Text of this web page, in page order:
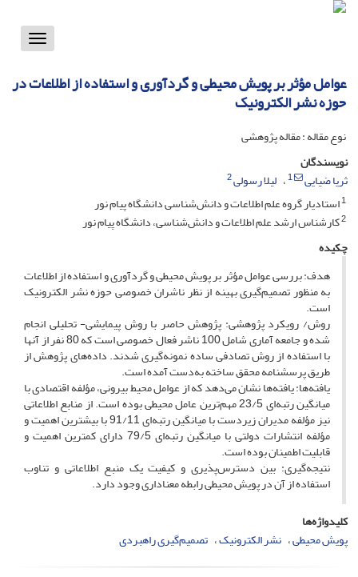
Toggle
عوامل مؤثر بر پویش محیطی و گردآوری و استفاده از اطلاعات در
حوزه نشر الکترونیک
نوع مقاله : مقاله پژوهشی
نویسندگان
ثریا ضیایی
1 لیلا رسولی2
1استادیار گروه علم اطلاعات و دانش‌شناسی دانشگاه پیام نور
2کارشناس ارشد علم اطلاعات و دانش‌شناسی، دانشگاه پیام نور
چکیده
هدف: بررسی عوامل مؤثر بر پویش محیطی و گردآوری و استفاده از اطلاعات
به منظور تصمیم‌گیری بهینه از نظر ناشران خصوصی حوزه نشر الکترونیک
است.
روش/ رویکرد پژوهشی: پژوهش حاصر با روش پیمایشی- تحلیلی انجام
شده و جامعه آماری شامل 100 ناشر فعال خصوصی است که 80 نفر از آنها
با استفاده از روش تصادفی ساده نمونه‌گیری شدند. داده‌های پژوهش از
طریق پرسشنامه محقق ساخته به‌دست آمده است.
یافته‌ها: یافته‌ها نشان می‌دهد که از عوامل محیط بیرونی، مؤلفه اقتصادی با
میانگین رتبه‌ای 23/5 مهم‌ترین عامل محیطی بوده است. از منابع اطلاعاتی
نیز مؤلفه مدیران زیردست با میانگین رتبه‌ای 91/11 با بیشترین اهمیت و
مؤلفه انتشارات دولتی با میانگین رتبه‌ای 79/5 دارای کمترین اهمیت و
قابلیت اطمینان بوده است.
نتیجه‌گیری: بین دسترس‌پذیری و کیفیت یک منبع اطلاعاتی و تناوب
استفاده از آن در پویش محیطی رابطه معناداری وجود دارد.
کلیدواژه‌ها
پویش محیطی نشر الکترونیک تصمیم‌گیری راهبردی